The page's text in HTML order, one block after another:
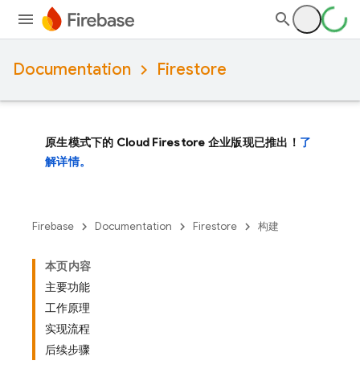
Documentation Firestore
原生模式下的 Cloud Firestore 企业版现已推出！ 了
解详情。
Firebase Documentation Firestore 构建
本页内容
主要功能
工作原理
实现流程
后续步骤